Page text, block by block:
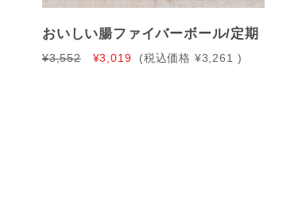
おいしい腸ファイバーボール/定期
¥3,552 ¥3,019 (税込価格 ¥3,261 )